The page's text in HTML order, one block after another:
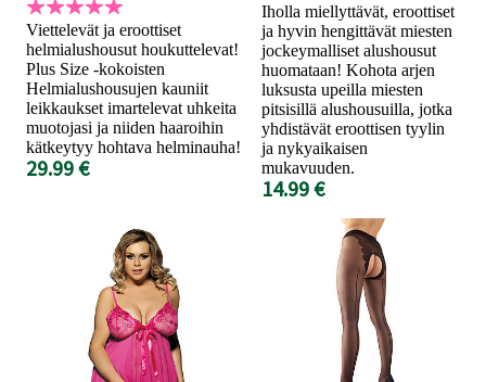
Viettelevät ja eroottiset
helmialushousut houkuttelevat!
Plus Size -kokoisten
Helmialushousujen kauniit
leikkaukset imartelevat uhkeita
muotojasi ja niiden haaroihin
kätkeytyy hohtava helminauha!
29.99 €
Iholla miellyttävät, eroottiset
ja hyvin hengittävät miesten
jockeymalliset alushousut
huomataan! Kohota arjen
luksusta upeilla miesten
pitsisillä alushousuilla, jotka
yhdistävät eroottisen tyylin
ja nykyaikaisen
mukavuuden.
14.99 €